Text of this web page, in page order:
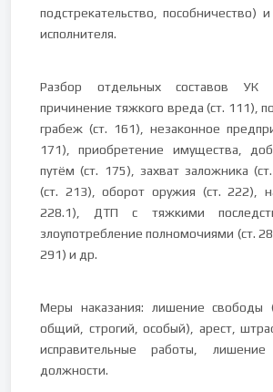
подстрекательство, пособничество) и
исполнителя.
Разбор отдельных составов УК
причинение тяжкого вреда (ст. 111),
грабеж (ст. 161), незаконное
171), приобретение имущества,
путём (ст. 175), захват заложника
(ст. 213), оборот оружия (ст. 222),
228.1), ДТП с тяжкими
злоупотребление полномочиями (ст.
291) и др.
Меры наказания: лишение свободы
общий, строгий, особый), арест,
исправительные работы,
должности.